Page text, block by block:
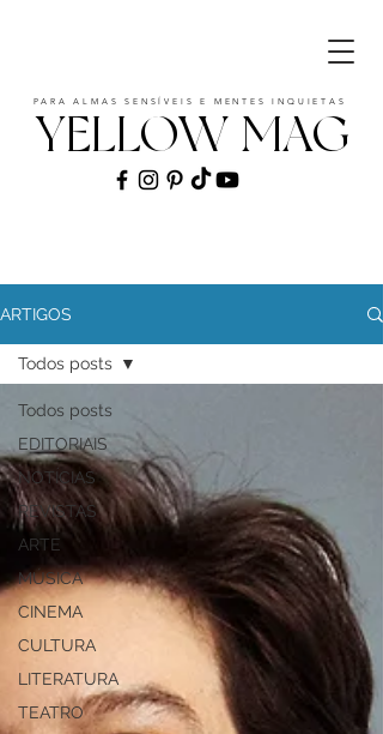
YELLOW MAG
PARA ALMAS SENSÍVEIS E MENTES INQUIETAS
ARTIGOS
Todos posts
EDITORIAIS
NOTÍCIAS
REVISTAS
ARTE
MÚSICA
CINEMA
CULTURA
LITERATURA
TEATRO
Todos posts